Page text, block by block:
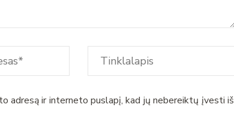
adresą ir interneto puslapį, kad jų nebereiktų įvesti iš